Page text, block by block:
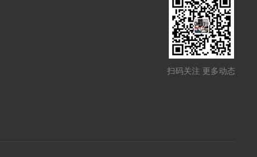
扫码关注 更多动态